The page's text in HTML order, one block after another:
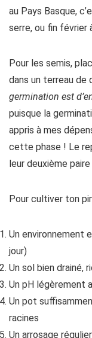
au Pays Basque,
serre, ou fin février
Pour les semis,
dans un terreau de
germination est
puisque la
appris à mes
cette phase ! Le
leur deuxième
Pour cultiver ton
Un environnement
jour)
Un sol bien drainé,
Un pH légèrement
Un pot
racines
Un arrosage